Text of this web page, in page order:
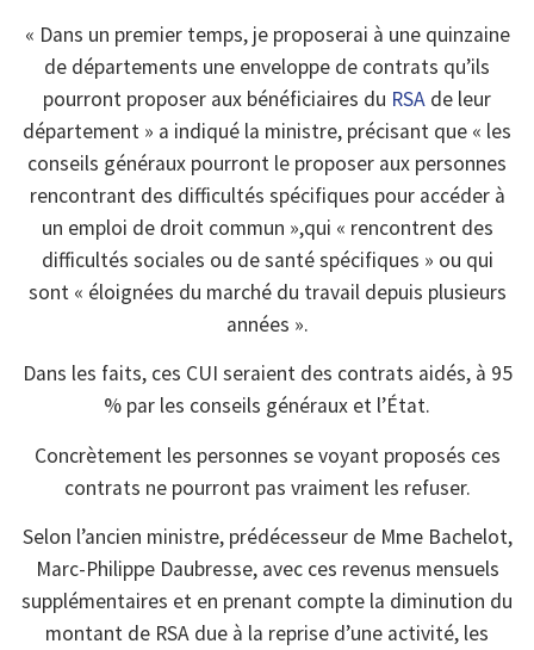
« Dans un premier temps, je proposerai à une quinzaine
de départements une enveloppe de contrats qu’ils
pourront proposer aux bénéficiaires du RSA de leur
département » a indiqué la ministre, précisant que « les
conseils généraux pourront le proposer aux personnes
rencontrant des difficultés spécifiques pour accéder à
un emploi de droit commun »,qui « rencontrent des
difficultés sociales ou de santé spécifiques » ou qui
sont « éloignées du marché du travail depuis plusieurs
années ».
Dans les faits, ces CUI seraient des contrats aidés, à 95
% par les conseils généraux et l’État.
Concrètement les personnes se voyant proposés ces
contrats ne pourront pas vraiment les refuser.
Selon l’ancien ministre, prédécesseur de Mme Bachelot,
Marc-Philippe Daubresse, avec ces revenus mensuels
supplémentaires et en prenant compte la diminution du
montant de RSA due à la reprise d’une activité, les